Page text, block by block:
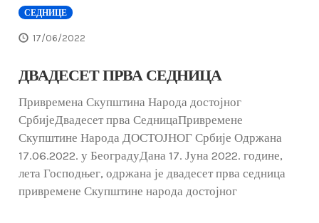
СЕДНИЦЕ
17/06/2022
ДВАДЕСЕТ ПРВА СЕДНИЦА
Привремена Скупштина Народа достојног
СрбијеДвадесет прва СедницаПривремене
Скупштине Народа ДОСТОЈНОГ Србије Одржана
17.06.2022. у БеоградуДана 17. Јуна 2022. године,
лета Господњег, одржана је двадесет прва седница
привремене Скупштине народа достојног